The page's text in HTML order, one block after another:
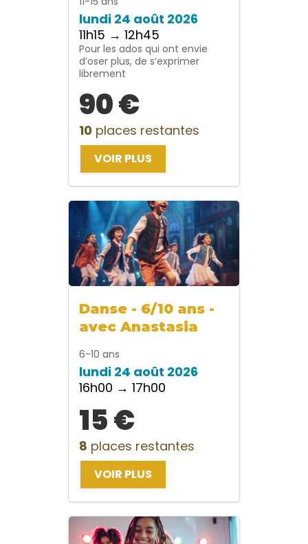
lundi 24 août 2026
11h15 → 12h45
Pour les ados qui ont envie
d’oser plus, de s’exprimer
librement
90 €
10 places restantes
VOIR PLUS
Danse - 6/10 ans -
avec Anastasia
6-10 ans
lundi 24 août 2026
16h00 → 17h00
15 €
8 places restantes
VOIR PLUS